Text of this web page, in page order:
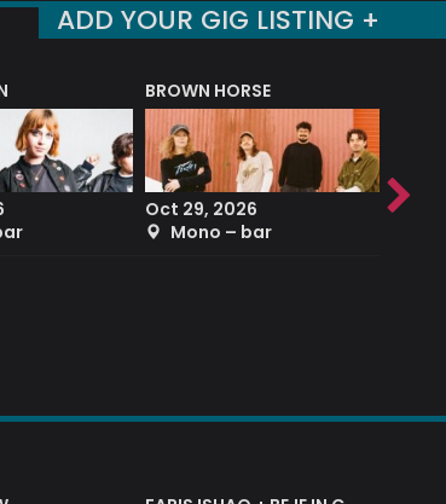
ADD YOUR GIG LISTING +
BROWN HORSE
Oct 29, 2026
Mono – bar
Sep